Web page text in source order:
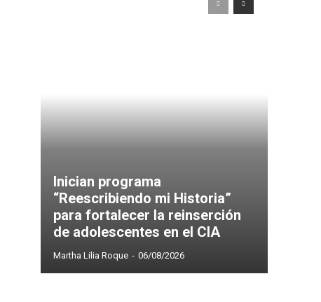
Inician programa
“Reescribiendo mi Historia”
para fortalecer la reinserción
de adolescentes en el CIA
Martha Lilia Roque - 06/08/2026